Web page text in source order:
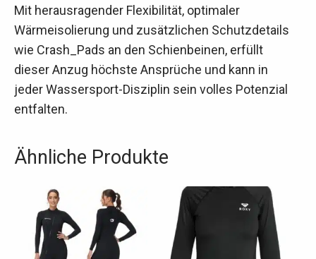
Mit herausragender Flexibilität, optimaler
Wärmeisolierung und zusätzlichen Schutzdetails
wie Crash_Pads an den Schienbeinen, erfüllt
dieser Anzug höchste Ansprüche und kann in
jeder Wassersport-Disziplin sein volles Potenzial
entfalten.
Ähnliche Produkte